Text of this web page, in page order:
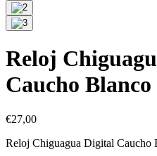
Reloj
Caucho Blanco
€27,00
Reloj Chiguagua Digital Caucho